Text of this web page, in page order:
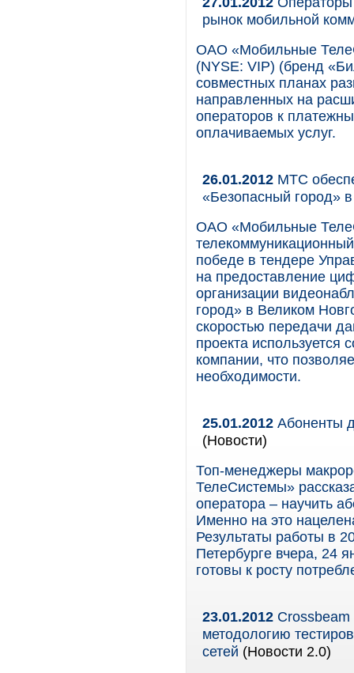
рынок мобильной
ОАО «Мобильные
(NYSE: VIP) (бренд
совместных планах
направленных на
операторов к
оплачиваемых услуг.
26.01.2012 МТС
«Безопасный город»
ОАО «Мобильные
победе в тендере
на предоставление
организации
город» в Великом
скоростью передачи
проекта используется
компании, что
необходимости.
25.01.2012 Абоненты
(Новости)
Топ-менеджеры
ТелеСистемы»
оператора – научить
Именно на это
Результаты работы в
Петербурге вчера, 24
готовы к росту
23.01.2012
методологию
сетей (Новости 2.0)